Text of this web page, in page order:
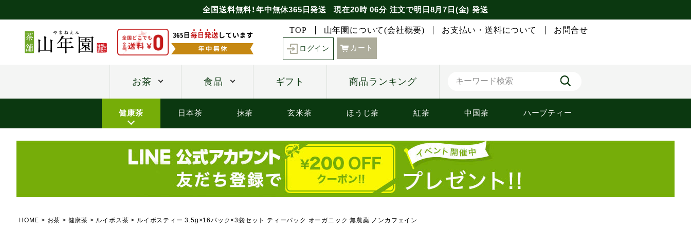
全国送料無料！年中無休365日発送 現在20時 06分注文で明日8月7日(金) 発送
TOP 山年園について(会社概要) お支払い・送料について お問合せ
ログイン カート
お茶 食品 ギフト 商品ランキング
健康茶 日本茶 抹茶 玄米茶 ほうじ茶 紅茶 中国茶 ハーブティー
HOME お茶 健康茶 ルイボス茶 ルイボスティー 3.5g×16パック×3袋セット ティーパック オーガニック 無農薬 ノンカフェイン